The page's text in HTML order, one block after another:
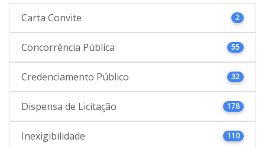
Carta Convite 2
Concorrência Pública 55
Credenciamento Público 32
Dispensa de Licitação 178
Inexigibilidade 110